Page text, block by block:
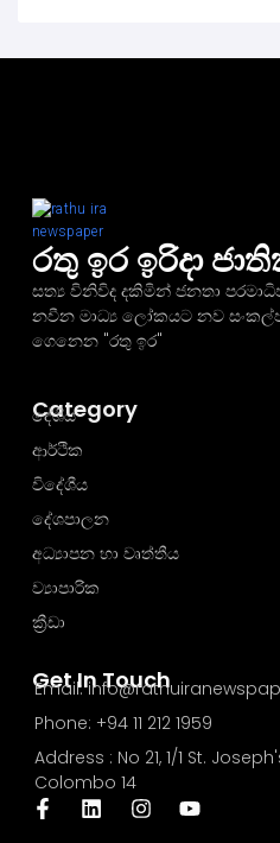
රතු ඉර ඉරිදා
සත්‍ය විනිවිද දකිමින් ජනතා
නවීන මාධ්‍ය ලෝකයට නව සංකල්ප
ගෙනෙන "රතු ඉර"
Get In Touch
Email:
Phone: +94 11 212 1959
Address : No 21, 1/1 St.
Colombo 14
Category
දේශීය
ආර්ථික
විදේශීය
දේශපාලන
අධ්‍යාපන හා වෘත්තීය
ව්‍යාපාරික
ක්‍රීඩා